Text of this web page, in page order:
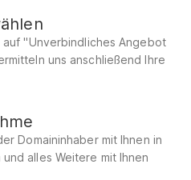
"Unverbindliches Angebot
uns anschließend Ihre
Domaininhaber mit Ihnen in
alles Weitere mit Ihnen